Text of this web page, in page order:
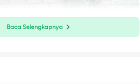
Baca Selengkapnya